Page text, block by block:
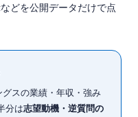
どを公開データだけで点
スの業績・年収・強み
分は志望動機・逆質問の